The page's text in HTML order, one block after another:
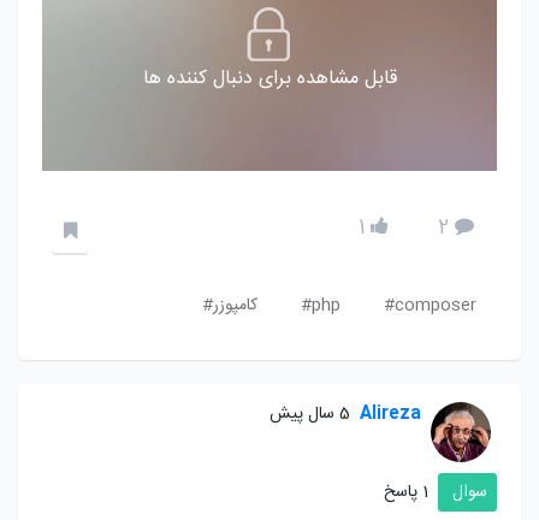
قابل مشاهده برای دنبال کننده ها
2
1
composer#
php# کامپوزر#
Alireza 5 سال پیش
سوال 1 پاسخ